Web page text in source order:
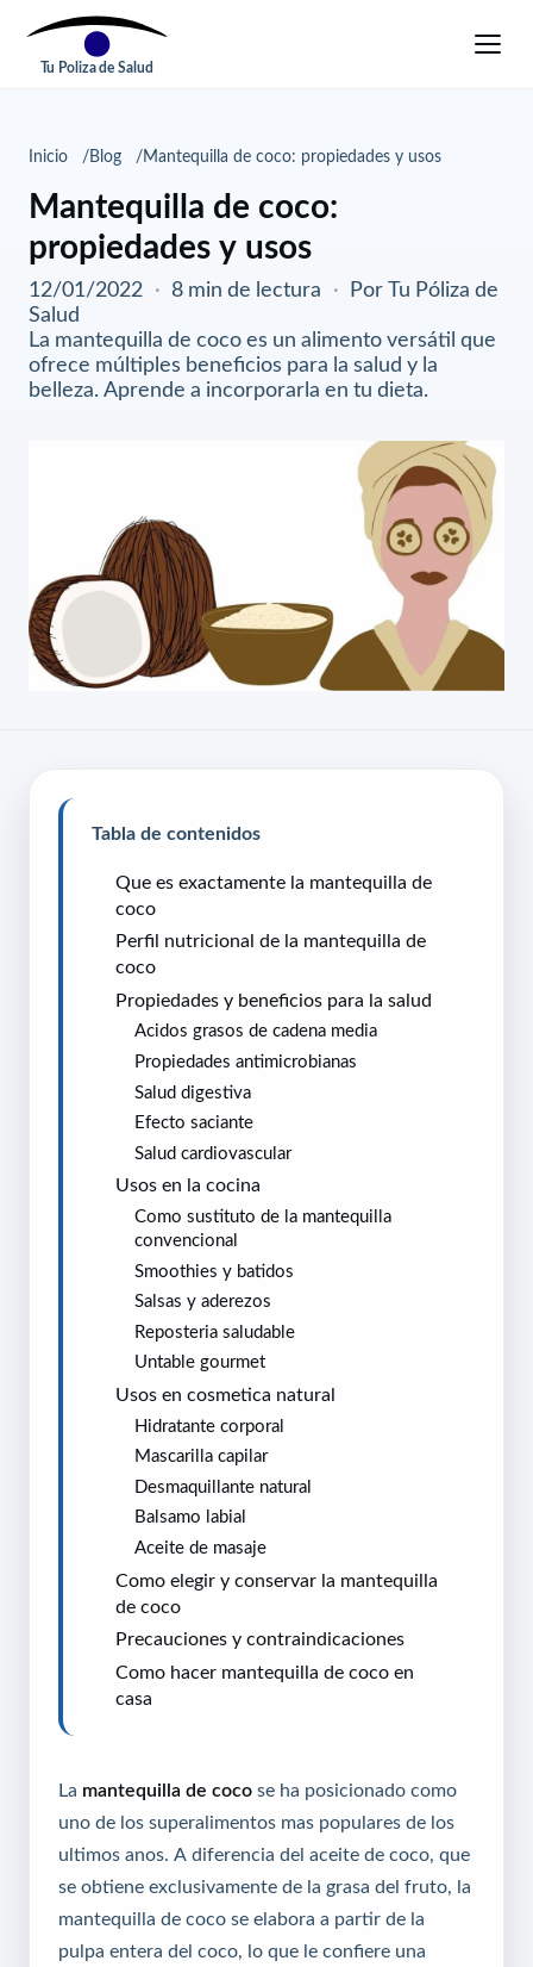
Tu Poliza de Salud
Inicio Blog Mantequilla de coco: propiedades y usos
Mantequilla de coco:
propiedades y usos
12/01/2022 · 8 min de lectura ·
Por Tu Póliza de
Salud
La mantequilla de coco es un alimento versátil que
ofrece múltiples beneficios para la salud y la
belleza. Aprende a incorporarla en tu dieta.
Tabla de contenidos
Que es exactamente la mantequilla de
coco
Perfil nutricional de la mantequilla de
coco
Propiedades y beneficios para la salud
Acidos grasos de cadena media
Propiedades antimicrobianas
Salud digestiva
Efecto saciante
Salud cardiovascular
Usos en la cocina
Como sustituto de la mantequilla
convencional
Smoothies y batidos
Salsas y aderezos
Reposteria saludable
Untable gourmet
Usos en cosmetica natural
Hidratante corporal
Mascarilla capilar
Desmaquillante natural
Balsamo labial
Aceite de masaje
Como elegir y conservar la mantequilla
de coco
Precauciones y contraindicaciones
Como hacer mantequilla de coco en
casa
La mantequilla de coco se ha posicionado como
uno de los superalimentos mas populares de los
ultimos anos. A diferencia del aceite de coco, que
se obtiene exclusivamente de la grasa del fruto, la
mantequilla de coco se elabora a partir de la
pulpa entera del coco, lo que le confiere una